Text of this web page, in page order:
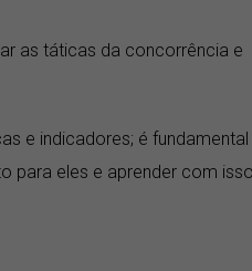
as táticas da concorrência e
e indicadores; é fundamental
para eles e aprender com